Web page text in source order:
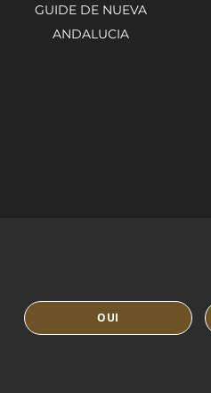
GUIDE DE NUEVA
ANDALUCIA
POLITIQUE
OUI